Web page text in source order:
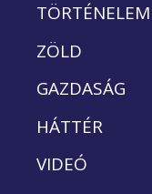
TÖRTÉNELEM
ZÖLD
GAZDASÁG
HÁTTÉR
VIDEÓ